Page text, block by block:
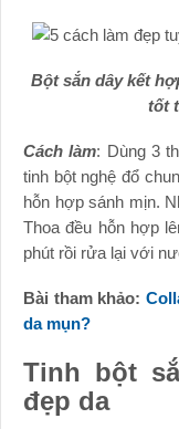
Bột sắn dây kết
tốt
Cách làm: Dùng 3
tinh bột nghệ đổ
hỗn hợp sánh mịn.
Thoa đều hỗn hợp
phút rồi rửa lại với
Bài tham khảo:
da mụn?
Tinh bột
đẹp da